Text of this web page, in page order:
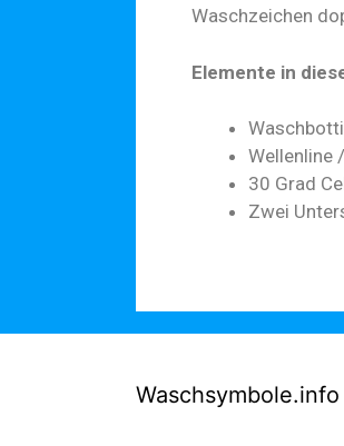
Waschzeichen
Elemente in
Wellenline
30 Grad
Zwei
Waschsymbole.info